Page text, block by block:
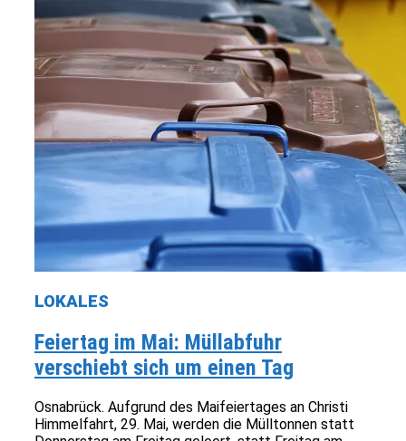
LOKALES
Feiertag im Mai: Müllabfuhr
verschiebt sich um einen Tag
Osnabrück. Aufgrund des Maifeiertages an Christi
Himmelfahrt, 29. Mai, werden die Mülltonnen statt